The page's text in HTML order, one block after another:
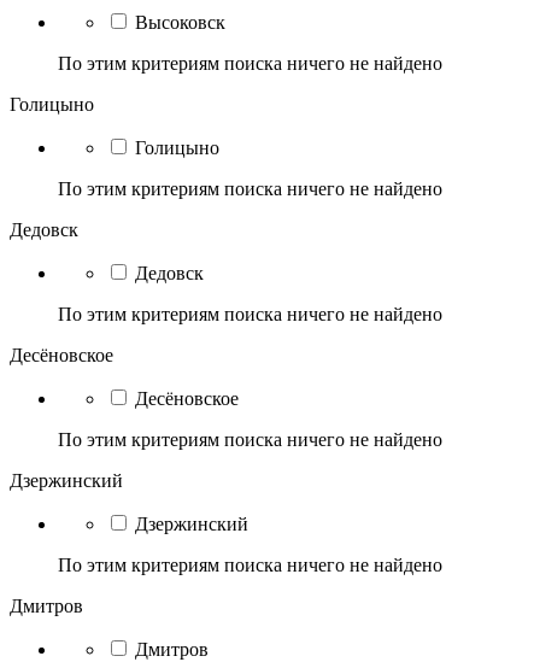
Высоковск
По этим критериям поиска ничего не найдено
Голицыно
Голицыно
По этим критериям поиска ничего не найдено
Дедовск
Дедовск
По этим критериям поиска ничего не найдено
Десёновское
Десёновское
По этим критериям поиска ничего не найдено
Дзержинский
Дзержинский
По этим критериям поиска ничего не найдено
Дмитров
Дмитров